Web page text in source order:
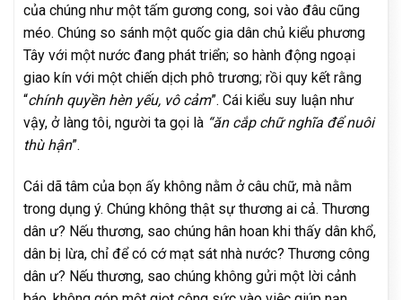
của chúng như một tấm gương cong, soi vào đâu cũng
méo. Chúng so sánh một quốc gia dân chủ kiểu phương
Tây với một nước đang phát triển; so hành động ngoại
giao kín với một chiến dịch phô trương; rồi quy kết rằng
“chính quyền hèn yếu, vô cảm”. Cái kiểu suy luận như
vậy, ở làng tôi, người ta gọi là “ăn cắp chữ nghĩa để nuôi
thù hận”.
Cái dã tâm của bọn ấy không nằm ở câu chữ, mà nằm
trong dụng ý. Chúng không thật sự thương ai cả. Thương
dân ư? Nếu thương, sao chúng hân hoan khi thấy dân khổ,
dân bị lừa, chỉ để có cớ mạt sát nhà nước? Thương công
dân ư? Nếu thương, sao chúng không gửi một lời cảnh